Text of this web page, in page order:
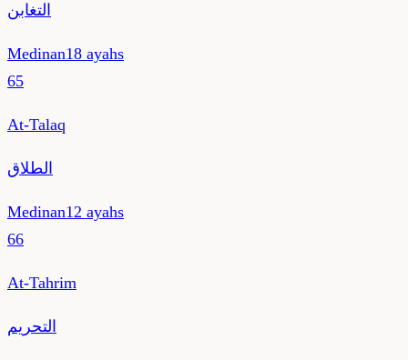
التغابن
Medinan18 ayahs
65
At-Talaq
الطلاق
Medinan12 ayahs
66
At-Tahrim
التحريم